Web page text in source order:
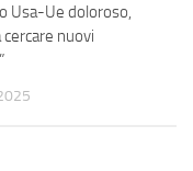
Usa-Ue doloroso,
cercare nuovi